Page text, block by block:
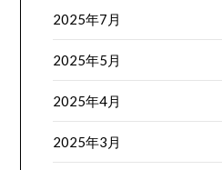
2025年7月
2025年5月
2025年4月
2025年3月